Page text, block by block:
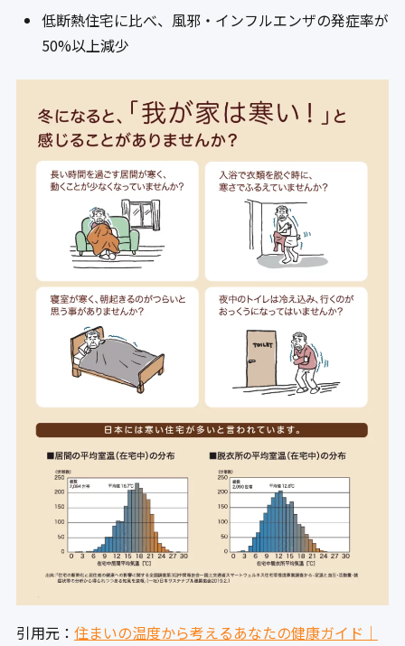
低断熱住宅に比べ、風邪・インフルエンザの発症率が
50%以上減少
引用元： 住まいの温度から考えるあなたの健康ガイド｜